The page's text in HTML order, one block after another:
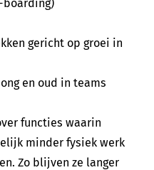
38 78 57 53
boarding)
gericht op groei in
en oud in teams
functies waarin
minder fysiek werk
Zo blijven ze langer